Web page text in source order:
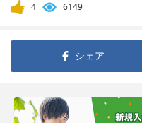
4 6149
シェア